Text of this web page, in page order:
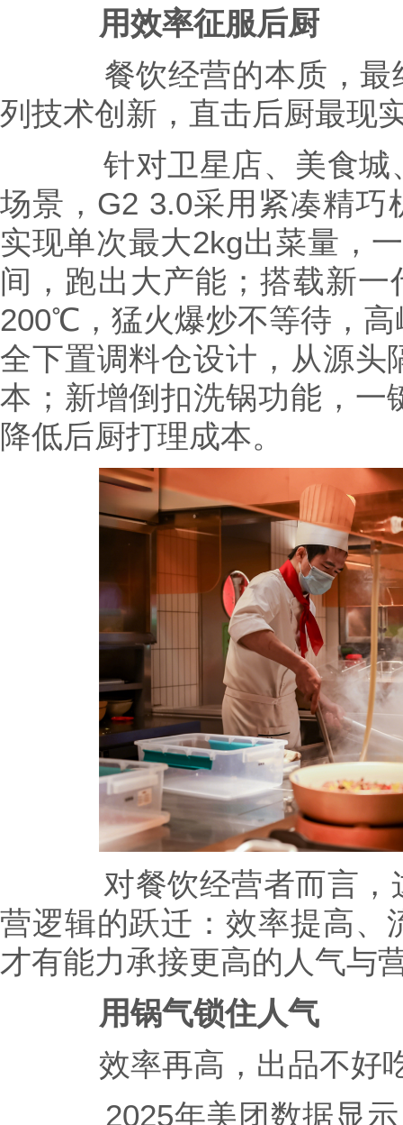
用效率征服后厨
餐饮经营的本质，最终
列技术创新，直击后厨最现
针对卫星店、美食城、
场景，G2 3.0采用紧凑精
实现单次最大2kg出菜量，
间，跑出大产能；搭载新一
200℃，猛火爆炒不等待，
全下置调料仓设计，从源
本；新增倒扣洗锅功能，一
降低后厨打理成本。
对餐饮经营者而言，这
营逻辑的跃迁：效率提高、
才有能力承接更高的人气与
用锅气锁住人气
效率再高，出品不好吃
2025年美团数据显示，